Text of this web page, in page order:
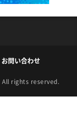
お問い合わせ
All rights reserved.